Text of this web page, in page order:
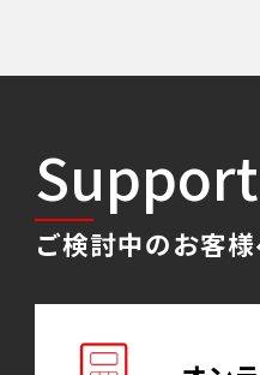
Support
ご検討中のお客